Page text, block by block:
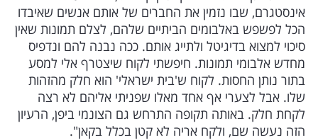
אינסטגרם, שבו נזמין את החברים של אותם אנשים שאיבדו
הכל לפשפש באלבומים הביתיים שלהם, לצלם תמונות שאין
סיכוי למצוא בדיגיטל ולתייג אותם. ככה נבנה להם ונדפיס
מחדש אלבומי תמונות. חיפשתי לקוח שיצטרף אלי למסע
בתור נותן החסות. לקוח ש'בית ישראלי' הוא חלק מהזהות
שלו. אבל לצערי אף אחד מאלו שפניתי אליהם לא רצה
לקחת חלק. באותה תקופה התרחש גם הצונמי ביפן, הרעיון
הזה נעשה שם, ולקח אריה לא קטן בכלל בקאן".